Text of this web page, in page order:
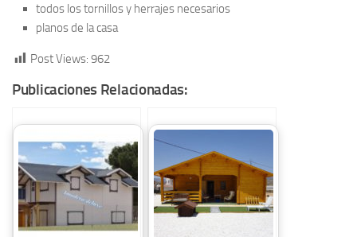
todos los tornillos y herrajes necesarios
planos de la casa
Post Views: 962
Publicaciones Relacionadas: